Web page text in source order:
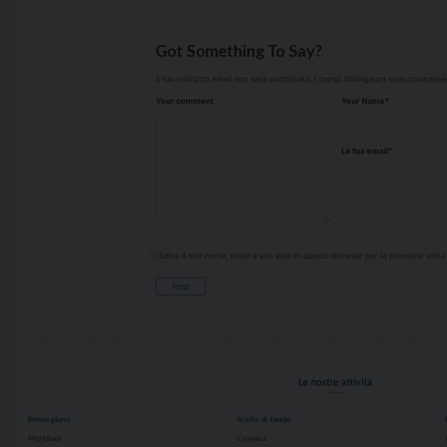
Got Something To Say?
Il tuo indirizzo email non sarà pubblicato. I campi obbligatori sono
Your comment Your Name*
La tua email*
Salva il mio nome, email e sito web in questo browser per la prossima volta
Le nostre attività
Primo piano
Meridiani
Scelte di fondo
Cronaca